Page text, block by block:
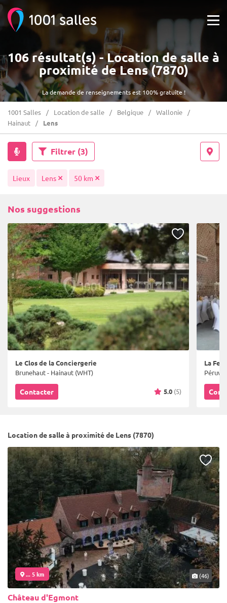
La demande de renseignements est 100% gratuite !
106 résultat(s) - Location de salle à
proximité de Lens (7870)
1001 Salles Location de salle Belgique
Wallonie
Hainaut
Lens
Filtrer (3)
Lieux Lens 50 km
Nos suggestions
Le Clos de la Conciergerie
Brunehaut - Hainaut (WHT)
Contacter 5.0 (5)
La
Location de salle à proximité de Lens (7870)
... 5 km (46)
Château d'Egmont